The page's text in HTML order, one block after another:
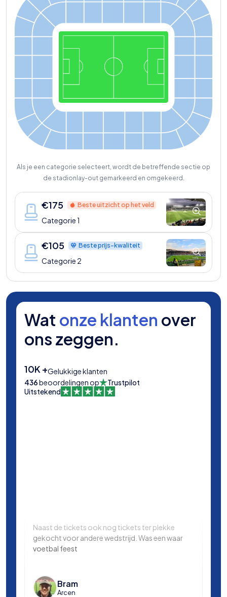
€175 Beste uitzicht op het veld
Categorie 1
€105 Beste prijs-kwaliteit
Categorie 2
Als je een categorie selecteert, wordt de betreffende sectie op
de stadionlay-out gemarkeerd en omgekeerd.
Wat onze klanten over
ons zeggen.
10K +Gelukkige klanten
436beoordelingen op
Trustpilot
Uitstekend
Naast de tickets ook nog tickets ter plekke
gekocht voor andere wedstrijd. Was een waar
voetbal feest
Bram
Arcen